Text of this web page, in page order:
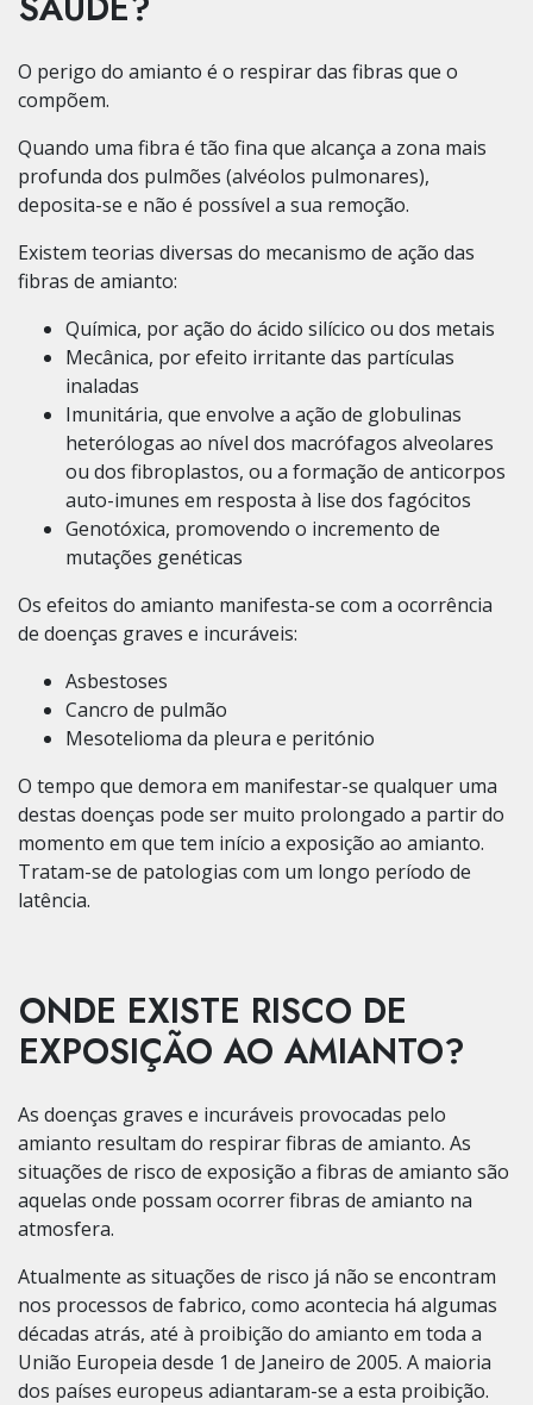
O perigo do amianto é o respirar das fibras que o
compõem.
Quando uma fibra é tão fina que alcança a zona mais
profunda dos pulmões (alvéolos pulmonares),
deposita-se e não é possível a sua remoção.
Existem teorias diversas do mecanismo de ação das
fibras de amianto:
Química, por ação do ácido silícico ou dos metais
Mecânica, por efeito irritante das partículas
inaladas
Imunitária, que envolve a ação de globulinas
heterólogas ao nível dos macrófagos alveolares
ou dos fibroplastos, ou a formação de anticorpos
auto-imunes em resposta à lise dos fagócitos
Genotóxica, promovendo o incremento de
mutações genéticas
Os efeitos do amianto manifesta-se com a ocorrência
de doenças graves e incuráveis:
Asbestoses
Cancro de pulmão
Mesotelioma da pleura e peritónio
O tempo que demora em manifestar-se qualquer uma
destas doenças pode ser muito prolongado a partir do
momento em que tem início a exposição ao amianto.
Tratam-se de patologias com um longo período de
latência.
ONDE EXISTE RISCO DE
EXPOSIÇÃO AO AMIANTO?
As doenças graves e incuráveis provocadas pelo
amianto resultam do respirar fibras de amianto. As
situações de risco de exposição a fibras de amianto são
aquelas onde possam ocorrer fibras de amianto na
atmosfera.
Atualmente as situações de risco já não se encontram
nos processos de fabrico, como acontecia há algumas
décadas atrás, até à proibição do amianto em toda a
União Europeia desde 1 de Janeiro de 2005. A maioria
dos países europeus adiantaram-se a esta proibição.